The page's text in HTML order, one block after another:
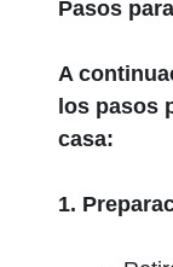
Pasos
A
los pasos
casa:
1.